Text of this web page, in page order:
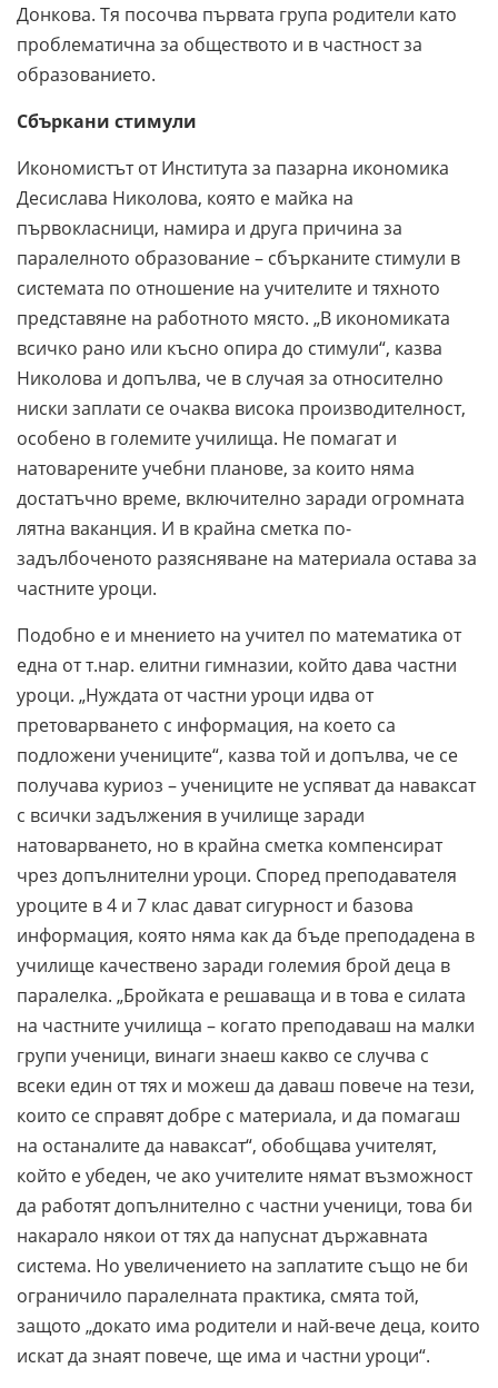
Донкова. Тя посочва първата група родители като
проблематична за обществото и в частност за
образованието.
Сбъркани стимули
Икономистът от Института за пазарна икономика
Десислава Николова, която е майка на
първокласници, намира и друга причина за
паралелното образование – сбърканите стимули в
системата по отношение на учителите и тяхното
представяне на работното място. „В икономиката
всичко рано или късно опира до стимули“, казва
Николова и допълва, че в случая за относително
ниски заплати се очаква висока производителност,
особено в големите училища. Не помагат и
натоварените учебни планове, за които няма
достатъчно време, включително заради огромната
лятна ваканция. И в крайна сметка по-
задълбоченото разясняване на материала остава за
частните уроци.
Подобно е и мнението на учител по математика от
една от т.нар. елитни гимназии, който дава частни
уроци. „Нуждата от частни уроци идва от
претоварването с информация, на което са
подложени учениците“, казва той и допълва, че се
получава куриоз – учениците не успяват да наваксат
с всички задължения в училище заради
натоварването, но в крайна сметка компенсират
чрез допълнителни уроци. Според преподавателя
уроците в 4 и 7 клас дават сигурност и базова
информация, която няма как да бъде преподадена в
училище качествено заради големия брой деца в
паралелка. „Бройката е решаваща и в това е силата
на частните училища – когато преподаваш на малки
групи ученици, винаги знаеш какво се случва с
всеки един от тях и можеш да даваш повече на тези,
които се справят добре с материала, и да помагаш
на останалите да наваксат“, обобщава учителят,
който е убеден, че ако учителите нямат възможност
да работят допълнително с частни ученици, това би
накарало някои от тях да напуснат държавната
система. Но увеличението на заплатите също не би
ограничило паралелната практика, смята той,
защото „докато има родители и най-вече деца, които
искат да знаят повече, ще има и частни уроци“.